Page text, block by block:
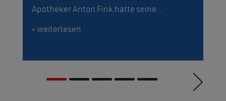
Apotheker Anton Fink hatte seine…
» weiterlesen